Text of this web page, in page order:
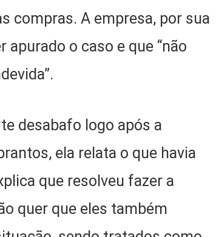
compras. A empresa, por sua
o caso e que “não
desabafo logo após a
ela relata o que havia
que resolveu fazer a
quer que eles também